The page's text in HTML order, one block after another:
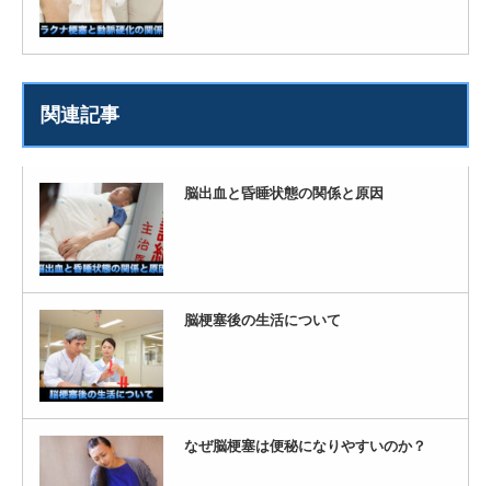
関連記事
脳出血と昏睡状態の関係と原因
脳梗塞後の生活について
なぜ脳梗塞は便秘になりやすいのか？